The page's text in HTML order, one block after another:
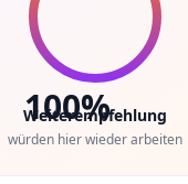
100%
Weiterempfehlung
würden hier wieder arbeiten